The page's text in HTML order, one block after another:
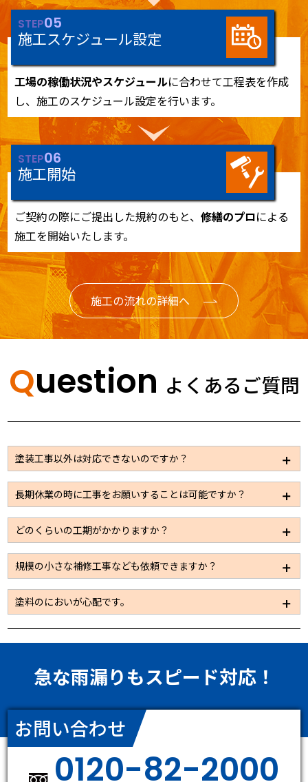
STEP05
施工スケジュール設定
工場の稼働状況やスケジュールに合わせて工程表を作成
し、施工のスケジュール設定を行います。
STEP06
施工開始
ご契約の際にご提出した規約のもと、修繕のプロによる
施工を開始いたします。
施工の流れの詳細へ
Question よくあるご質問
塗装工事以外は対応できないのですか？
大規模修繕の場合は塗装以外のメンテナンスが必要な
事も多いため、板金、左官、設備、電気などの工事も
パートナー企業を通じて施工できる体制は整えており
ますので安心してお問い合わせください。
長期休業の時に工事をお願いすることは可能ですか？
休業日での施工も可能です。ただ通常時に比べると施
工できる工事量が限られてしまうため、工期が限定さ
れているようであればお早目にお問い合わせくださ
い。
どのくらいの工期がかかりますか？
施工規模に応じて数日～2カ月と大きく変わってまいり
ます。見積依頼をいただき、現地の調査をさせていた
だければその際におおよその工期に関してはお伝えで
きると思います。
また、お客様側で工期が決まっているようでしたら作
業人員の調整を行い短工期で工事を行うことも可能で
規模の小さな補修工事なども依頼できますか？
もちろん可能です。お気軽にお問い合わせください。
塗料のにおいが心配です。
使用する塗料の種類を使い分けることにより、建屋内
への臭気の流入などへも配慮することも可能です。塗
急な雨漏りもスピード対応！
お問い合わせ
0120-82-2000